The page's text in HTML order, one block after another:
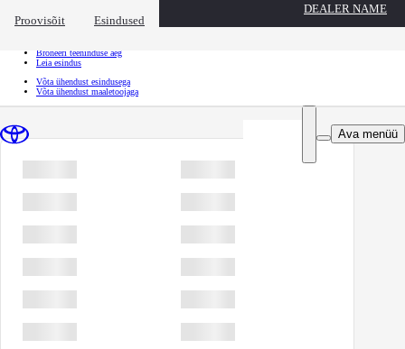
Proovisõit Esindused
DEALER NAME
Kiirtee Klõpsa kiirtee ülekatte sulgemiseks
Broneeri teeninduse aeg
Leia esindus
Võta ühendust esindusega
Võta ühendust maaletoojaga
Ava menüü